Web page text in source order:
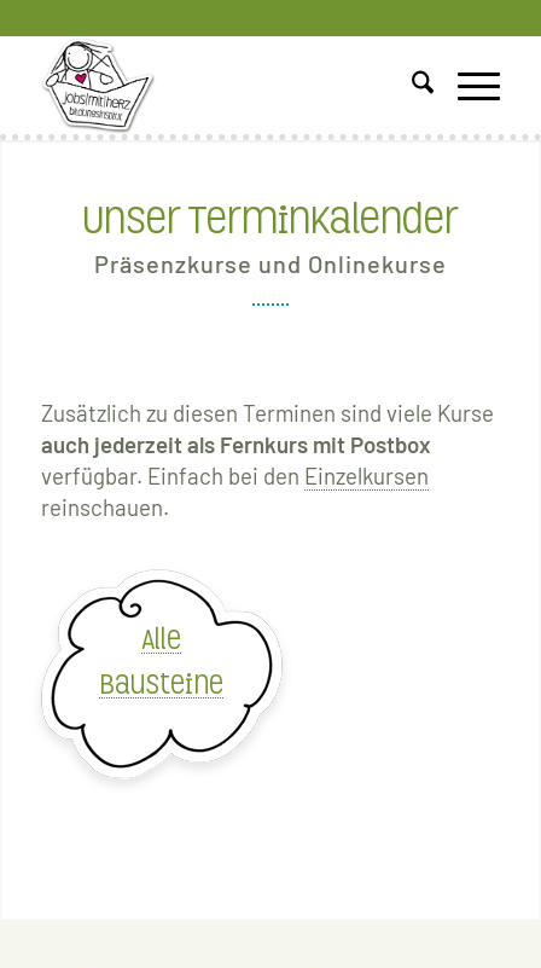
Unser Terminkalender
Präsenzkurse und Onlinekurse
Zusätzlich zu diesen Terminen sind viele Kurse
auch jederzeit als Fernkurs mit Postbox
verfügbar. Einfach bei den Einzelkursen
reinschauen.
Alle
Bausteine